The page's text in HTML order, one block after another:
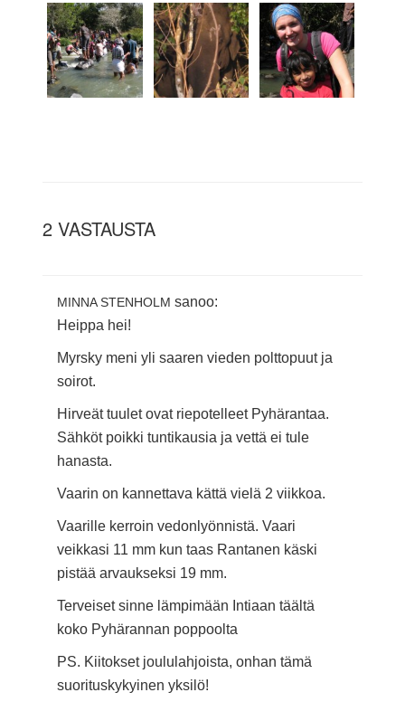
2 VASTAUSTA
MINNA STENHOLM sanoo:
Heippa hei!
Myrsky meni yli saaren vieden polttopuut ja
soirot.
Hirveät tuulet ovat riepotelleet Pyhärantaa.
Sähköt poikki tuntikausia ja vettä ei tule
hanasta.
Vaarin on kannettava kättä vielä 2 viikkoa.
Vaarille kerroin vedonlyönnistä. Vaari
veikkasi 11 mm kun taas Rantanen käski
pistää arvaukseksi 19 mm.
Terveiset sinne lämpimään Intiaan täältä
koko Pyhärannan poppoolta
PS. Kiitokset joululahjoista, onhan tämä
suorituskykyinen yksilö!